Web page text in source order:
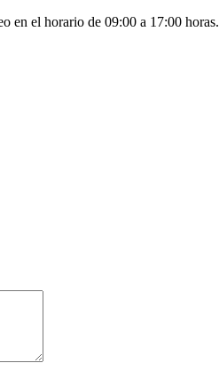
en el horario de 09:00 a 17:00 horas.